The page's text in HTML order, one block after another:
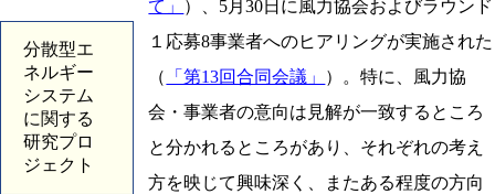
分散型エ
ネルギー
システム
に関する
研究プロ
ジェクト
て」 ）、5月30日に風力協会およびラウンド
１応募8事業者へのヒアリングが実施された
（
「第13回合同会議」 ）。特に、風力協
会・事業者の意向は見解が一致するところ
と分かれるところがあり、それぞれの考え
方を映じて興味深く、またある程度の方向